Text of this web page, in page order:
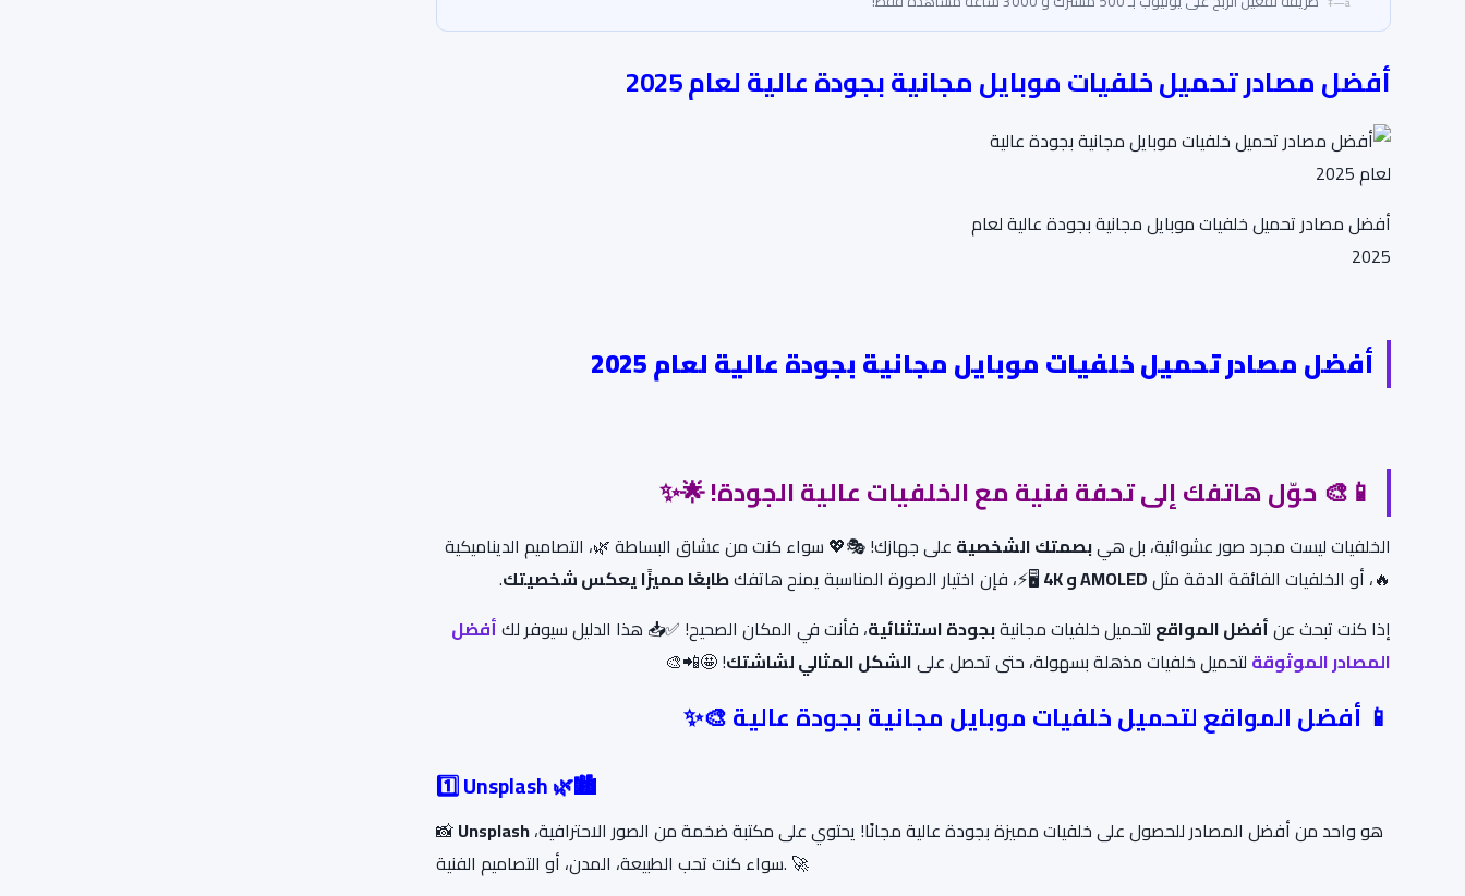
أفضل مصادر تحميل خلفيات موبايل مجانية بجودة عالية لعام 2025
أفضل مصادر تحميل خلفيات موبايل مجانية بجودة عالية لعام
2025
أفضل مصادر تحميل خلفيات موبايل مجانية بجودة عالية لعام 2025
📱🎨حوّل هاتفك إلى تحفة فنية مع الخلفيات عالية الجودة!🌟✨
الخلفيات ليست مجرد صور عشوائية، بل هيبصمتك الشخصية على جهازك! 🎭💖 سواء كنت من عشاق البساطة 🌿، التصاميم الديناميكية
🔥، أو الخلفيات الفائقة الدقة مثلAMOLED و 4K 🖥️⚡، فإن اختيار الصورة المناسبة يمنح هاتفكطابعًا مميزًا يعكس شخصيتك.
إذا كنت تبحث عنأفضل المواقع لتحميل خلفيات مجانيةبجودة استثنائية، فأنت في المكان الصحيح! ✅📥 هذا الدليل سيوفر لكأفضل
المصادر الموثوقة لتحميل خلفيات مذهلة بسهولة، حتى تحصل علىالشكل المثالي لشاشتك! 🤩📲🎨
📱 أفضل المواقع لتحميل خلفيات موبايل مجانية بجودة عالية 🎨✨
1️⃣ Unsplash 🌿🏙️
📸Unsplash
سواء كنت تحب الطبيعة، المدن، أو التصاميم الفنية. 🚀